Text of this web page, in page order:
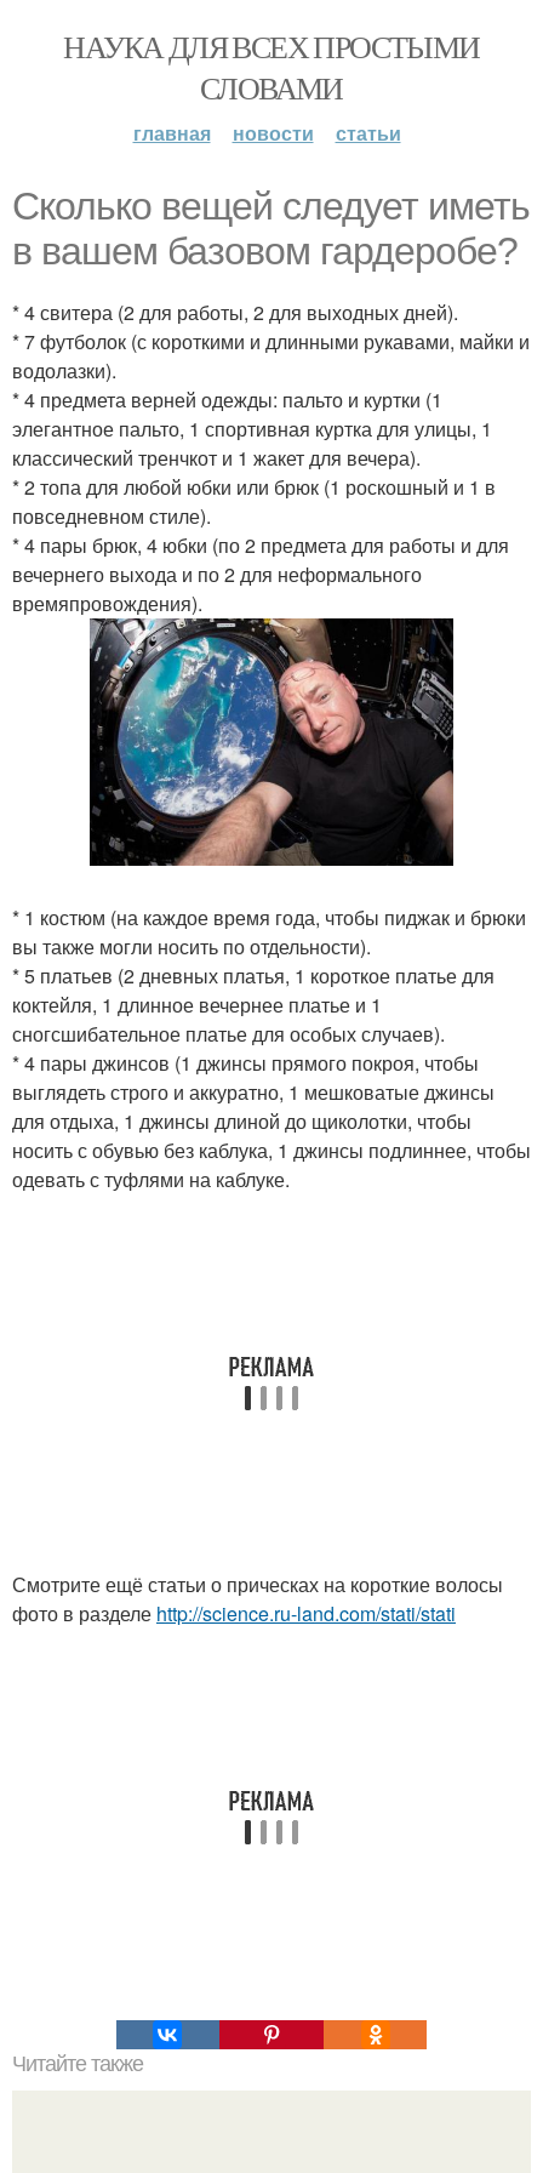
НАУКА ДЛЯ ВСЕХ ПРОСТЫМИ
СЛОВАМИ
главная новости статьи
Сколько вещей следует иметь
в вашем базовом гардеробе?
* 4 свитера (2 для работы, 2 для выходных дней).
* 7 футболок (с короткими и длинными рукавами, майки и
водолазки).
* 4 предмета верней одежды: пальто и куртки (1
элегантное пальто, 1 спортивная куртка для улицы, 1
классический тренчкот и 1 жакет для вечера).
* 2 топа для любой юбки или брюк (1 роскошный и 1 в
повседневном стиле).
* 4 пары брюк, 4 юбки (по 2 предмета для работы и для
вечернего выхода и по 2 для неформального
времяпровождения).
* 1 костюм (на каждое время года, чтобы пиджак и брюки
вы также могли носить по отдельности).
* 5 платьев (2 дневных платья, 1 короткое платье для
коктейля, 1 длинное вечернее платье и 1
сногсшибательное платье для особых случаев).
* 4 пары джинсов (1 джинсы прямого покроя, чтобы
выглядеть строго и аккуратно, 1 мешковатые джинсы
для отдыха, 1 джинсы длиной до щиколотки, чтобы
носить с обувью без каблука, 1 джинсы подлиннее, чтобы
одевать с туфлями на каблуке.
Смотрите ещё статьи о прическах на короткие волосы
фото в разделе http://science.ru-land.com/stati/stati
Читайте также